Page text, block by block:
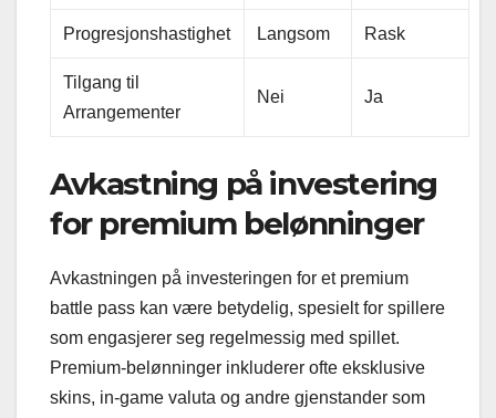
Progresjonshastighet Langsom Rask
Tilgang til
Arrangementer
Nei Ja
Avkastning på investering
for premium belønninger
Avkastningen på investeringen for et premium
battle pass kan være betydelig, spesielt for spillere
som engasjerer seg regelmessig med spillet.
Premium-belønninger inkluderer ofte eksklusive
skins, in-game valuta og andre gjenstander som